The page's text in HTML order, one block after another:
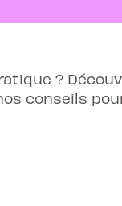
?
conseils